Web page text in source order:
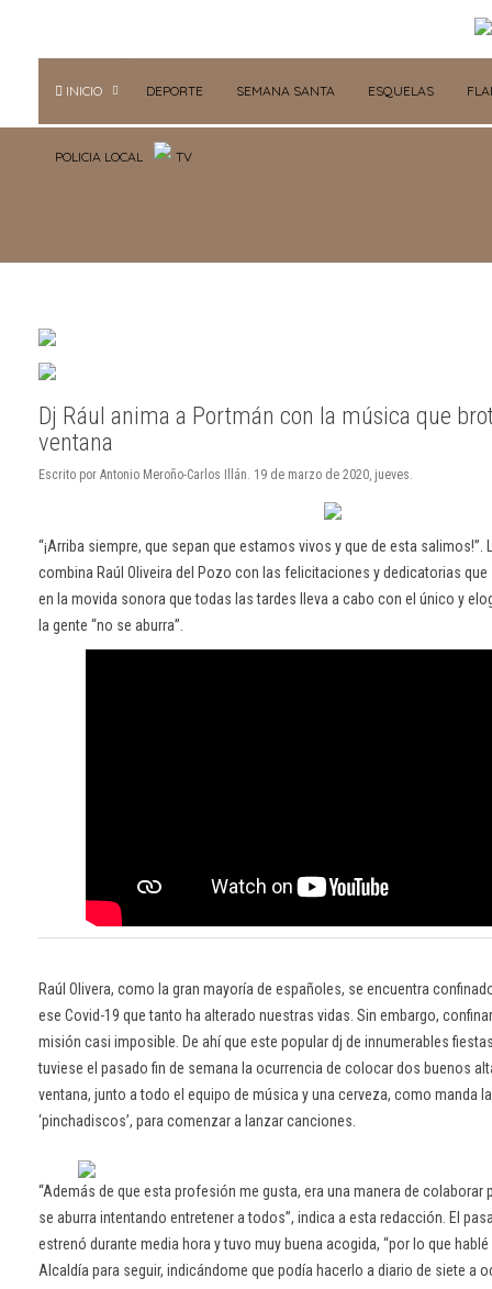
INICIO DEPORTE SEMANA SANTA ESQUELAS
POLICIA LOCAL TV
Dj Rául anima a Portmán con la música que
ventana
Escrito por Antonio Meroño-Carlos Illán. 19 de marzo de 2020, jueves.
“¡Arriba siempre, que sepan que estamos vivos y que de esta salimos!”.
combina Raúl Oliveira del Pozo con las felicitaciones y dedicatorias
en la movida sonora que todas las tardes lleva a cabo con el único y
la gente “no se aburra”.
Raúl Olivera, como la gran mayoría de españoles, se encuentra
ese Covid-19 que tanto ha alterado nuestras vidas. Sin embargo,
misión casi imposible. De ahí que este popular dj de innumerables
tuviese el pasado fin de semana la ocurrencia de colocar dos buenos
ventana, junto a todo el equipo de música y una cerveza, como manda
‘pinchadiscos’, para comenzar a lanzar canciones.
“Además de que esta profesión me gusta, era una manera de colaborar
se aburra intentando entretener a todos”, indica a esta redacción. El
estrenó durante media hora y tuvo muy buena acogida, “por lo que
Alcaldía para seguir, indicándome que podía hacerlo a diario de siete a